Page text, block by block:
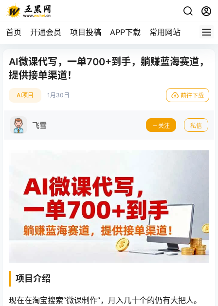
首页 开通会员 项目投稿 APP下载 常用网站
AI微课代写，一单700+到手，躺赚蓝海赛道，
提供接单渠道！
AI项目 1月30日 前往下载
飞雪 关注 私信
项目介绍
现在在淘宝搜索“微课制作”，月入几十个的仍有大把人。